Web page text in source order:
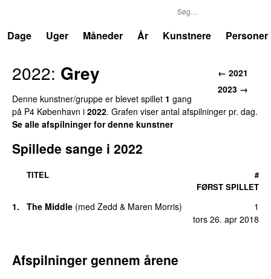
Dage
Uger Måneder År Kunstnere Personer
← 2021
2023 →
2022: Grey
Denne kunstner/gruppe er blevet spillet 1 gang
på P4 København i 2022. Grafen viser antal afspilninger pr. dag.
Se alle afspilninger for denne kunstner
Spillede sange i 2022
TITEL
FØRST SPILLET
#
1. The Middle (med Zedd & Maren Morris)
tors 26. apr 2018
1
Afspilninger gennem årene